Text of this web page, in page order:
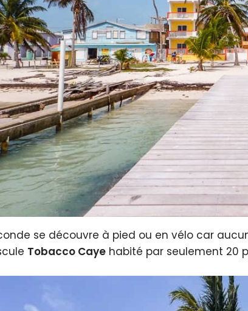
se découvre à pied ou en vélo car
Tobacco Caye habité par seulement 20